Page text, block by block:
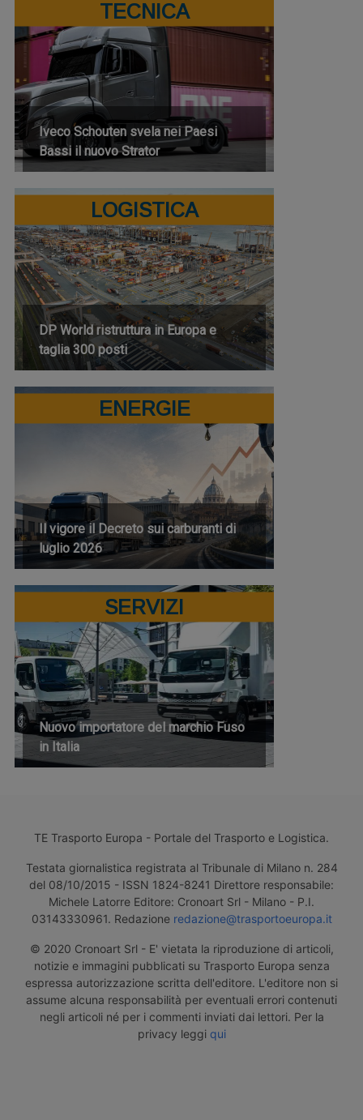
TECNICA
Iveco Schouten svela nei Paesi
Bassi il nuovo Strator
LOGISTICA
DP World ristruttura in Europa e
taglia 300 posti
ENERGIE
Il vigore il Decreto sui carburanti di
luglio 2026
SERVIZI
Nuovo importatore del marchio Fuso
in Italia
TE Trasporto Europa - Portale del Trasporto e Logistica.
Testata giornalistica registrata al Tribunale di Milano n. 284
del 08/10/2015 - ISSN 1824-8241 Direttore responsabile:
Michele Latorre Editore: Cronoart Srl - Milano - P.I.
03143330961. Redazione redazione@trasportoeuropa.it
© 2020 Cronoart Srl - E' vietata la riproduzione di articoli,
notizie e immagini pubblicati su Trasporto Europa senza
espressa autorizzazione scritta dell'editore. L'editore non si
assume alcuna responsabilità per eventuali errori contenuti
negli articoli né per i commenti inviati dai lettori. Per la
privacy leggi qui